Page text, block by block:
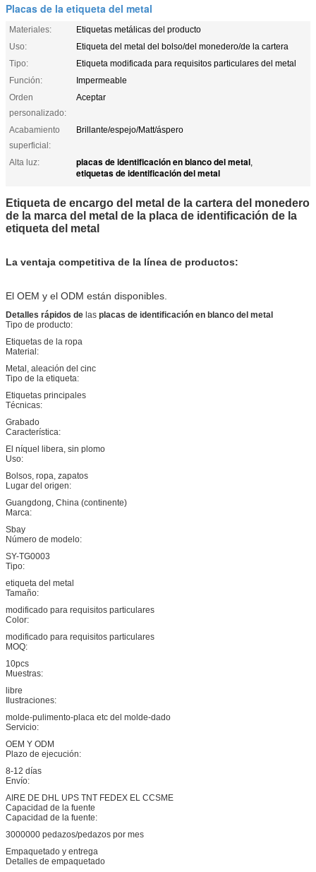
Placas de la etiqueta del metal
Materiales:
Etiquetas metálicas del producto
Uso:
Etiqueta del metal del bolso/del monedero/de la cartera
Tipo:
Etiqueta modificada para requisitos particulares del metal
Función:
Impermeable
Orden
personalizado:
Aceptar
Acabamiento
superficial:
Brillante/espejo/Matt/áspero
Alta luz: placas de identificación en blanco del metal,
etiquetas de identificación del metal
Etiqueta de encargo del metal de la cartera del monedero
de la marca del metal de la placa de identificación de la
etiqueta del metal
La ventaja competitiva de la línea de productos:
El OEM y el ODM están disponibles.
Detalles rápidos de las placas de identificación en blanco del metal
Tipo de producto:
Etiquetas de la ropa
Material:
Metal, aleación del cinc
Tipo de la etiqueta:
Etiquetas principales
Técnicas:
Grabado
Característica:
El níquel libera, sin plomo
Uso:
Bolsos, ropa, zapatos
Lugar del origen:
Guangdong, China (continente)
Marca:
Sbay
Número de modelo:
SY-TG0003
Tipo:
etiqueta del metal
Tamaño:
modificado para requisitos particulares
Color:
modificado para requisitos particulares
MOQ:
10pcs
Muestras:
libre
Ilustraciones:
molde-pulimento-placa etc del molde-dado
Servicio:
OEM Y ODM
Plazo de ejecución:
8-12 días
Envío:
AIRE DE DHL UPS TNT FEDEX EL CCSME
Capacidad de la fuente
Capacidad de la fuente:
3000000 pedazos/pedazos por mes
Empaquetado y entrega
Detalles de empaquetado